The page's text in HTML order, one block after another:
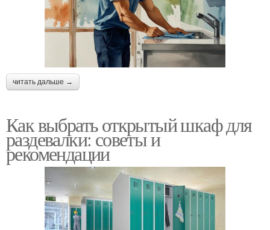
читать дальше →
Как выбрать открытый шкаф для
раздевалки: советы и
рекомендации